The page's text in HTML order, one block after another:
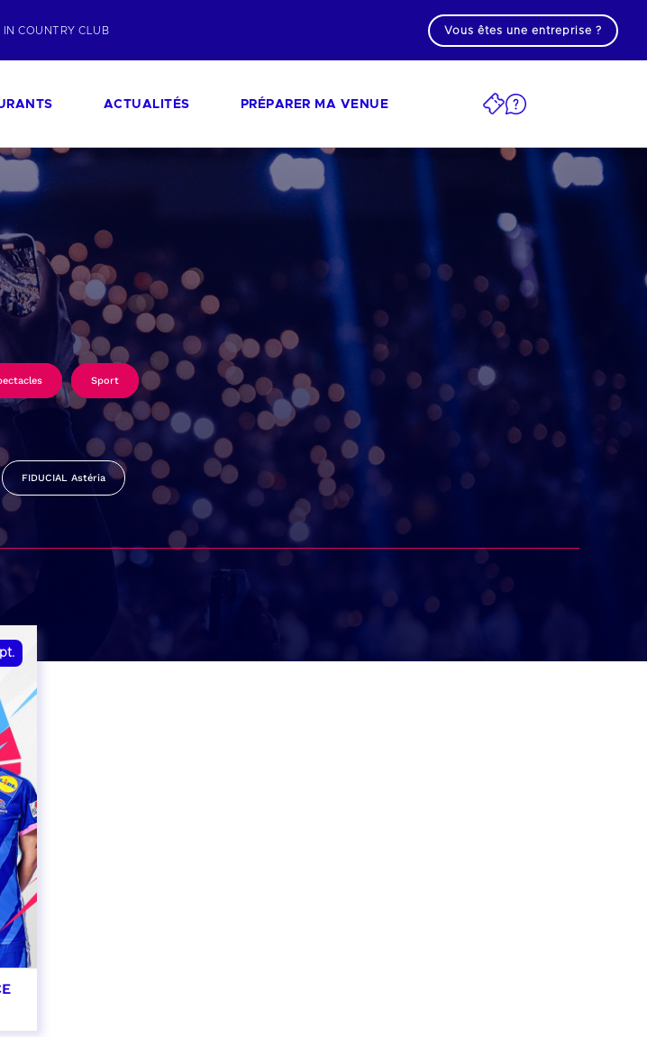
IN COUNTRY CLUB Vous êtes une entreprise ?
ACTUALITÉS PRÉPARER MA VENUE
Sport
FIDUCIAL Astéria